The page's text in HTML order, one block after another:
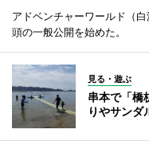
アドベンチャーワールド（
頭の一般公開を始めた。
見る・遊ぶ
串本で「
りやサンダ